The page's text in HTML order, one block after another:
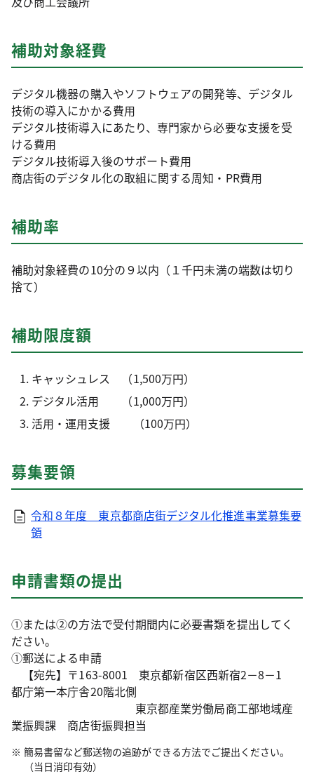
補助対象経費
デジタル機器の購入やソフトウェアの開発等、デジタル
技術の導入にかかる費用
デジタル技術導入にあたり、専門家から必要な支援を受
ける費用
デジタル技術導入後のサポート費用
商店街のデジタル化の取組に関する周知・PR費用
補助率
補助対象経費の10分の９以内（１千円未満の端数は切り
捨て）
補助限度額
キャッシュレス （1,500万円）
デジタル活用 （1,000万円）
活用・運用支援 （100万円）
募集要領
令和８年度 東京都商店街デジタル化推進事業募集要
領
申請書類の提出
①または②の方法で受付期間内に必要書類を提出してく
ださい。
①郵送による申請
【宛先】〒163-8001 東京都新宿区西新宿2－8－1
都庁第一本庁舎20階北側
東京都産業労働局商工部地域産
業振興課 商店街振興担当
簡易書留など郵送物の追跡ができる方法でご提出ください。
（当日消印有効）